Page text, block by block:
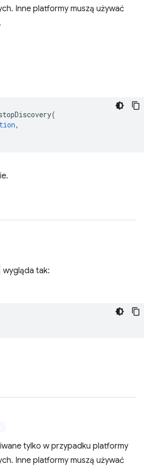
Inne platformy muszą używać
(
,
wygląda tak:
tylko w przypadku platformy
Inne platformy muszą używać